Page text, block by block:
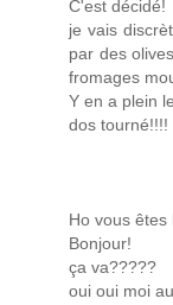
C'est décidé!
je vais
par des
fromages
Y en a plein
dos tourné!!!!
Ho vous êtes
Bonjour!
ça va?????
oui oui moi